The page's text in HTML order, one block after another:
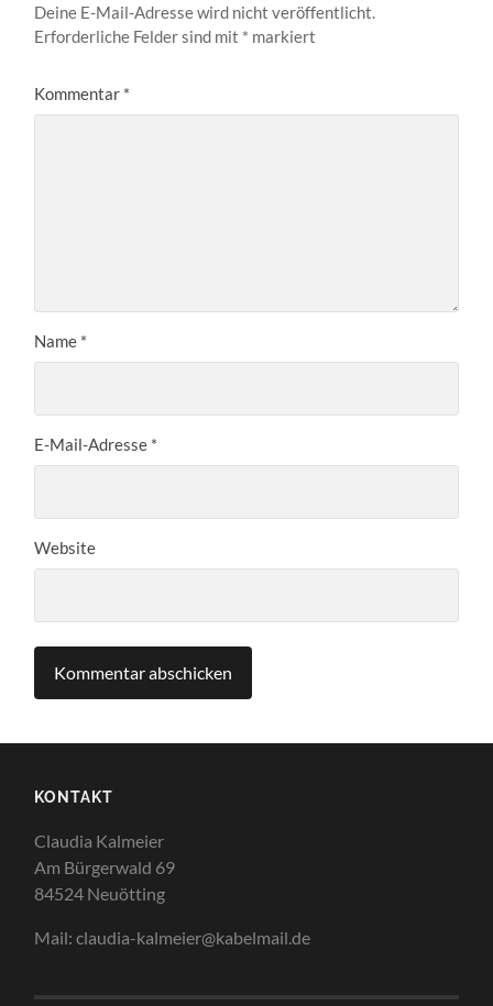
Deine E-Mail-Adresse wird nicht veröffentlicht.
Erforderliche Felder sind mit * markiert
Kommentar *
Name *
E-Mail-Adresse *
Website
KONTAKT
Claudia Kalmeier
Am Bürgerwald 69
84524 Neuötting
Mail: claudia-kalmeier@kabelmail.de